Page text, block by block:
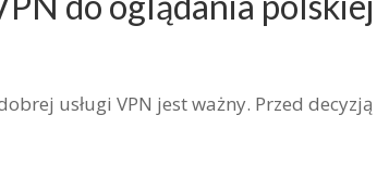
usługi VPN jest ważny. Przed decyzją